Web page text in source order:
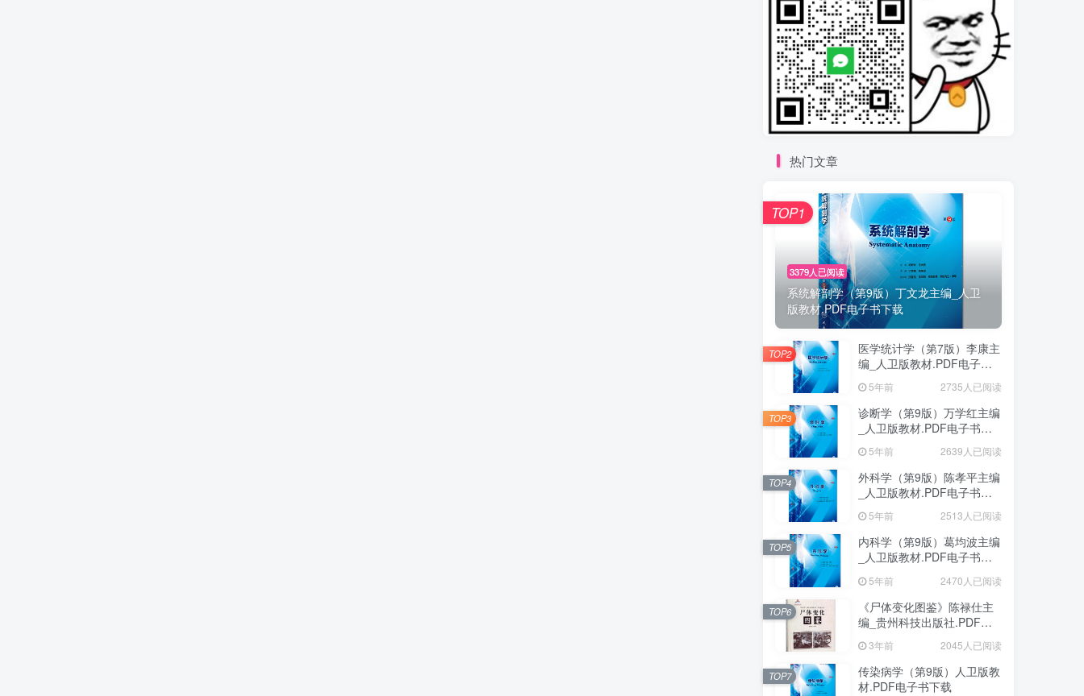
热门文章
3379人已阅读
系统解剖学（第9版）丁文龙主编_人卫
版教材.PDF电子书下载
TOP1
医学统计学（第7版）李康主
编_人卫版教材.PDF电子书
下载5年前 2735人已阅读
TOP2
诊断学（第9版）万学红主编
_人卫版教材.PDF电子书下
载 5年前 2639人已阅读
TOP3
外科学（第9版）陈孝平主编
_人卫版教材.PDF电子书下
载 5年前 2513人已阅读
TOP4
内科学（第9版）葛均波主编
_人卫版教材.PDF电子书下
5年前 2470人已阅读
TOP5
《尸体变化图鉴》陈禄仕主
编_贵州科技出版社.PDF电
3年前 2045人已阅读
TOP6
传染病学（第9版）人卫版教
材.PDF电子书下载
TOP7